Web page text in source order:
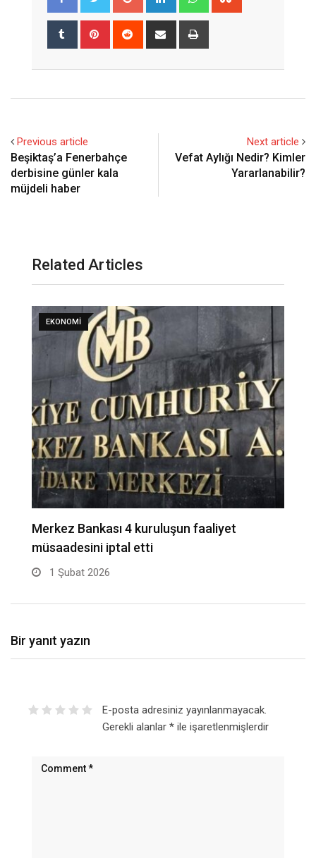
Tumblr Pinterest Reddit
Share
Previous article
Beşiktaş’a Fenerbahçe
derbisine günler kala
müjdeli haber
Next article
Vefat Aylığı Nedir? Kimler
Yararlanabilir?
Related Articles
EKONOMI
Merkez Bankası 4 kuruluşun faaliyet
müsaadesini iptal etti
1 Şubat 2026
Bir yanıt yazın
E-posta adresiniz yayınlanmayacak.
Gerekli alanlar *ile işaretlenmişlerdir